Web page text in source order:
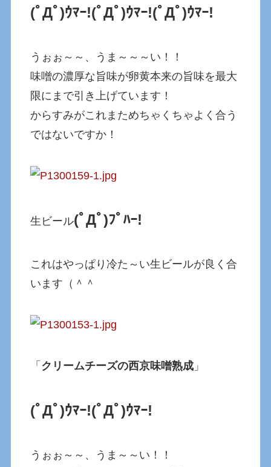
(ﾟДﾟ)ｳﾏｰ!(ﾟДﾟ)ｳﾏｰ!(ﾟДﾟ)ｳﾏｰ!
うぉぉ～～、うま～～～い！！
味噌の濃厚な旨味が卵黄本来の旨味を最大
限にまで引き上げています！
からすみがこれまためちゃくちゃよく合う
ではないですか！
生ビール(ﾟДﾟ)ﾌﾟﾊｰ!
これはやっぱり冷た～い生ビールが良く合
います（＾＾
「 クリームチーズの西京味噌熟成 」
(ﾟДﾟ)ｳﾏｰ!(ﾟДﾟ)ｳﾏｰ!
うぉぉ～～、うま～～い！！